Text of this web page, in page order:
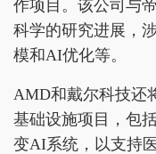
作项目。该公司与
科学的研究进展，
模和AI优化等。
AMD和戴尔科技还
基础设施项目，包
变AI系统，以支持